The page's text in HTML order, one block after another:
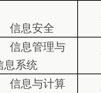
信息安全
信息管理与
息系统
信息与计算